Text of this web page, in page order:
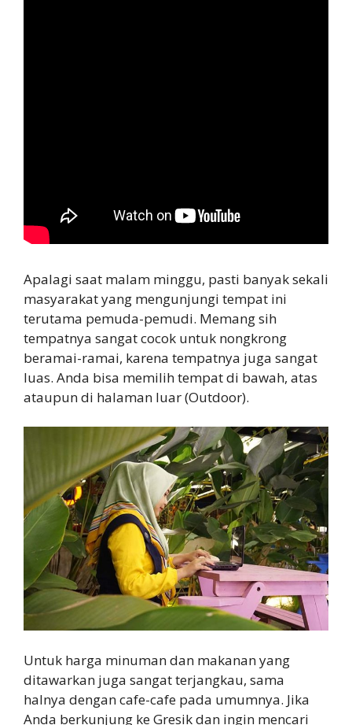
Apalagi saat malam minggu, pasti banyak sekali
masyarakat yang mengunjungi tempat ini
terutama pemuda-pemudi. Memang sih
tempatnya sangat cocok untuk nongkrong
beramai-ramai, karena tempatnya juga sangat
luas. Anda bisa memilih tempat di bawah, atas
ataupun di halaman luar (Outdoor).
Untuk harga minuman dan makanan yang
ditawarkan juga sangat terjangkau, sama
halnya dengan cafe-cafe pada umumnya. Jika
Anda berkunjung ke Gresik dan ingin mencari